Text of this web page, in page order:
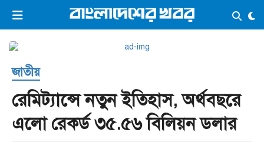
ভিডিও ই-পেপার লগইন ×
প্রচ্ছদ
সর্বশেষ
সব বিভাগ
আর্কাইভ
কনভার্টার
জাতীয়
রেমিট্যান্সে নতুন ইতিহাস, অর্থবছরে
এলো রেকর্ড ৩৫.৫৬ বিলিয়ন ডলার